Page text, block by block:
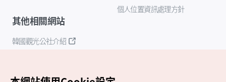
個人位置資訊處理方針
其他相關網站
韓國觀光公社介紹